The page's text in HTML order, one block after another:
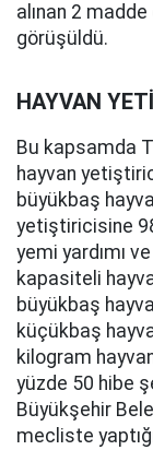
alınan 2
görüşüldü.
HAYVAN
Bu kapsamda
hayvan
büyükbaş
yetiştiricisine
yemi yardımı
kapasiteli
büyükbaş
küçükbaş
kilogram
yüzde 50 hibe
Büyükşehir
mecliste